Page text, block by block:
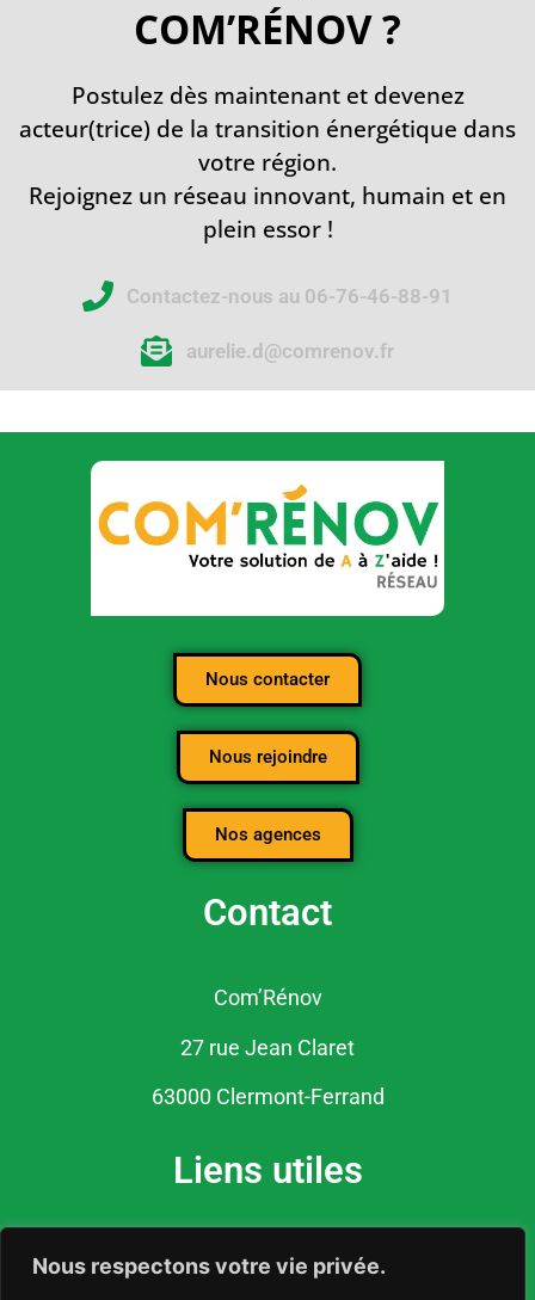
Nous respectons votre vie privée.
COM’RÉNOV ?
Postulez dès maintenant et devenez
acteur(trice) de la transition énergétique dans
votre région.
Rejoignez un réseau innovant, humain et en
plein essor !
Contactez-nous au 06-76-46-88-91
aurelie.d@comrenov.fr
Nous contacter
Nous rejoindre
Nos agences
Contact
Com’Rénov
27 rue Jean Claret
63000 Clermont-Ferrand
Liens utiles
Politique de confidentialité